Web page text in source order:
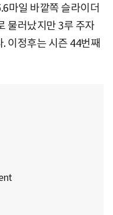
마일 바깥쪽 슬라이더
물러났지만 3루 주자
이정후는 시즌 44번째